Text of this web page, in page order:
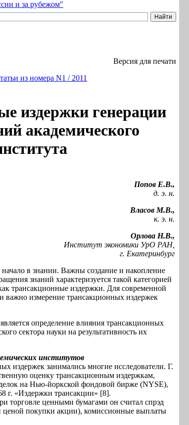
Версия для печати
из номера N1 / 2011
издержки генерации
академического
Попов Е.В.,
д. э. н.
Власов М.В.,
к. э. н.
Орлова Н.В.,
Институт экономики УрО РАН,
г. Екатеринбург
начало в знании. Важны создание и накопление
знаний характеризуется такой категорией
трансакционные издержки. Для современной
важно измерение трансакционных издержек
определение влияния трансакционных
сектора науки на результативность их
институтов
издержек занимались многие исследователи. Г.
оценку трансакционным издержкам,
на Нью-йоркской фондовой бирже (NYSE),
г. «Издержки трансакции» [8].
торговле ценными бумагами он считал спрэд
покупки акции), комиссионные выплаты